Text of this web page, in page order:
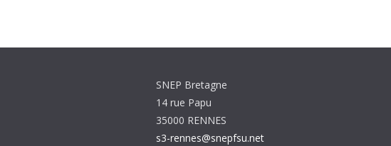
SNEP Bretagne
14 rue Papu
35000 RENNES
s3-rennes@snepfsu.net